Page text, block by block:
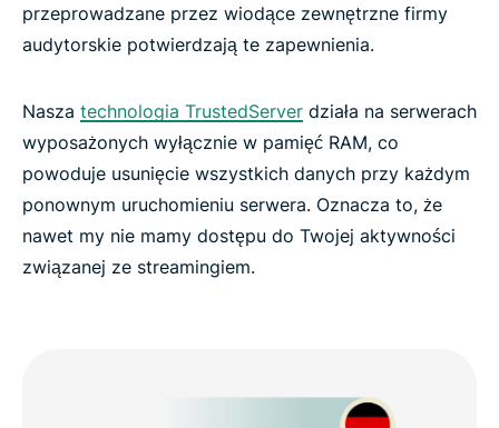
przeprowadzane przez wiodące zewnętrzne firmy
audytorskie potwierdzają te zapewnienia.
Nasza technologia TrustedServer działa na serwerach
wyposażonych wyłącznie w pamięć RAM, co
powoduje usunięcie wszystkich danych przy każdym
ponownym uruchomieniu serwera. Oznacza to, że
nawet my nie mamy dostępu do Twojej aktywności
związanej ze streamingiem.